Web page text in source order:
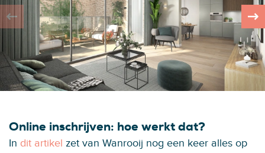
Online inschrijven: hoe werkt dat?
In dit artikel zet van Wanrooij nog een keer alles op